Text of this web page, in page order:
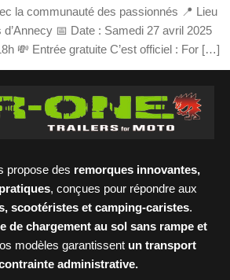
la communauté des passionnés 📍 Lieu
📅 Date : Samedi 27 avril 2025
💸 Entrée gratuite C’est officiel : For […]
propose des remorques innovantes,
, conçues pour répondre aux
scootéristes et camping-caristes.
de chargement au sol sans rampe et
modèles garantissent un transport
administrative.